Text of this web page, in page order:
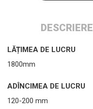
DESCRIERE
LĂȚIMEA DE LUCRU
1800mm
ADÎNCIMEA DE LUCRU
120-200 mm